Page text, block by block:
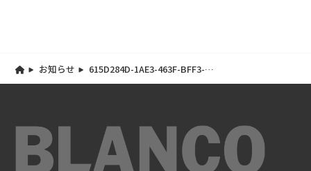
お知らせ
615D284D-1AE3-463F-BFF3-
B69E2608F8D8